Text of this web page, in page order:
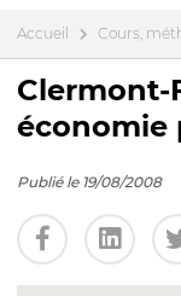
Accueil Cours,
Clermont-
économie
Publié le 19/08/2008